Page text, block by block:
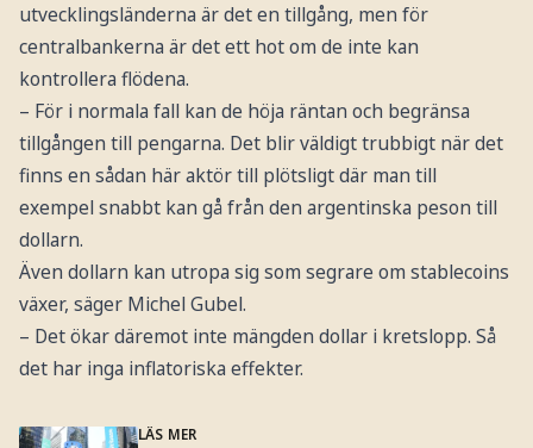
utvecklingsländerna är det en tillgång, men för
centralbankerna är det ett hot om de inte kan
kontrollera flödena.
– För i normala fall kan de höja räntan och begränsa
tillgången till pengarna. Det blir väldigt trubbigt när det
finns en sådan här aktör till plötsligt där man till
exempel snabbt kan gå från den argentinska peson till
dollarn.
Även dollarn kan utropa sig som segrare om stablecoins
växer, säger Michel Gubel.
– Det ökar däremot inte mängden dollar i kretslopp. Så
det har inga inflatoriska effekter.
LÄS MER